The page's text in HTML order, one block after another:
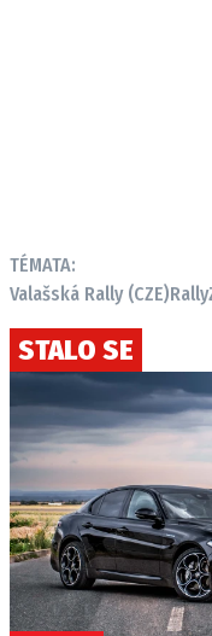
TÉMATA:
Valašská Rally (CZE)
STALO SE